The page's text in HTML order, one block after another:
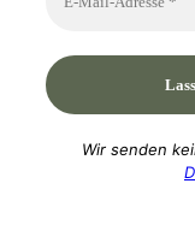
Wir senden